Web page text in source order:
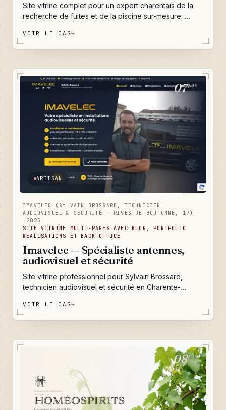
Site vitrine complet pour un expert charentais de la
recherche de fuites et de la piscine sur-mesure :
Google urgentes, un portfolio chantiers qui rassure le
particulier paniqué à 22 h, un blog conseils qui
taillé pour toute la Nouvelle-Aquitaine, et un back-
office qui rend l'entreprise totalement autonome au
quotidien.
VOIR LE CAS→
07/09
ARTISAN
IMAVELEC (SYLVAIN BROSSARD, TECHNICIEN
AUDIOVISUEL & SÉCURITÉ — RIVES-DE-BOUTONNE, 17)
· 2025 ·
SITE VITRINE MULTI-PAGES AVEC BLOG, PORTFOLIO
RÉALISATIONS ET BACK-OFFICE
Imavelec — Spécialiste antennes,
audiovisuel et sécurité
Site vitrine professionnel pour Sylvain Brossard,
technicien audiovisuel et sécurité en Charente-
pour capter les recherches locales sur les antennes,
l'audiovisuel et la sécurité, un portfolio de réalisations
seul, et un formulaire de contact qui ne laisse passer
VOIR LE CAS→
08/09